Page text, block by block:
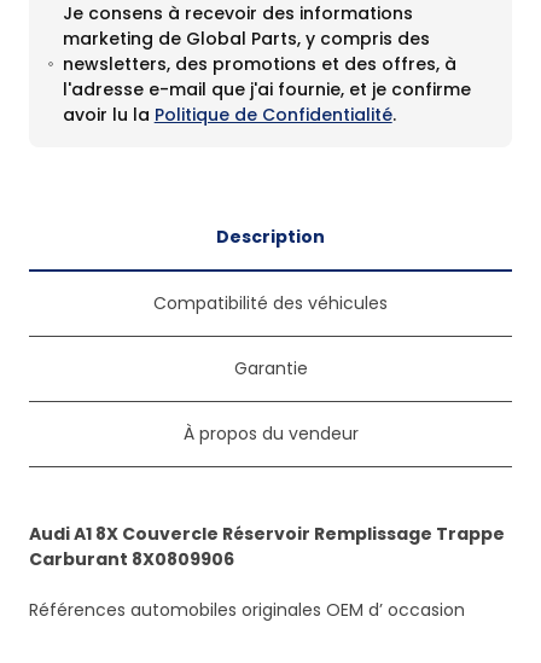
Je consens à recevoir des informations
marketing de Global Parts, y compris des
newsletters, des promotions et des offres, à
l'adresse e-mail que j'ai fournie, et je confirme
avoir lu la Politique de Confidentialité.
Description
Compatibilité des véhicules
Garantie
À propos du vendeur
Audi A1 8X Couvercle Réservoir Remplissage Trappe
Carburant 8X0809906
Références automobiles originales OEM d’ occasion